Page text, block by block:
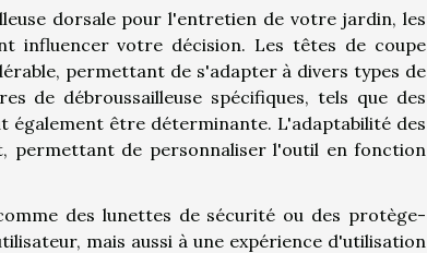
dorsale pour l'entretien de votre jardin, les
influencer votre décision. Les têtes de coupe
permettant de s'adapter à divers types de
de débroussailleuse spécifiques, tels que des
également être déterminante. L'adaptabilité des
permettant de personnaliser l'outil en fonction
des lunettes de sécurité ou des protège-
mais aussi à une expérience d'utilisation